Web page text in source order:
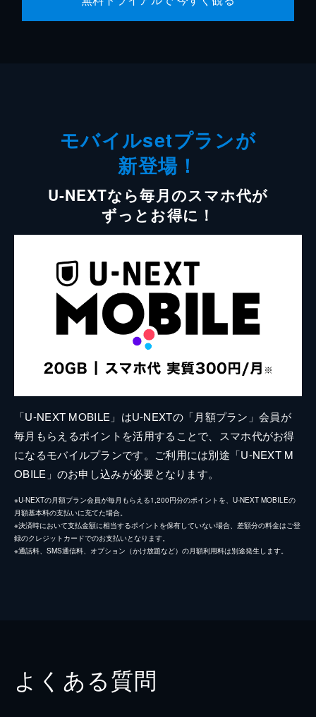
モバイルsetプランが
新登場！
U-NEXTなら毎月のスマホ代が
ずっとお得に！
「U-NEXT MOBILE」はU-NEXTの「月額プラン」会員が
毎月もらえるポイントを活用することで、スマホ代がお得
になるモバイルプランです。ご利用には別途「U-NEXT M
OBILE」のお申し込みが必要となります。
※U-NEXTの月額プラン会員が毎月もらえる1,200円分のポイントを、U-NEXT MOBILEの
月額基本料の支払いに充てた場合。
※決済時において支払金額に相当するポイントを保有していない場合、差額分の料金はご登
録のクレジットカードでのお支払いとなります。
※通話料、SMS通信料、オプション（かけ放題など）の月額利用料は別途発生します。
よくある質問